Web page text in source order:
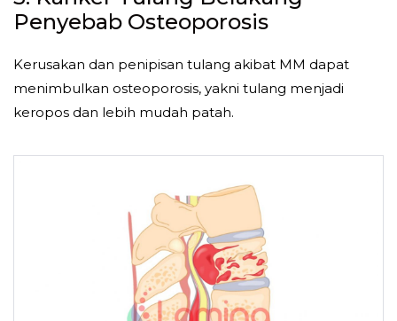
Penyebab Osteoporosis
Kerusakan dan penipisan tulang akibat MM dapat
menimbulkan osteoporosis, yakni tulang menjadi
keropos dan lebih mudah patah.